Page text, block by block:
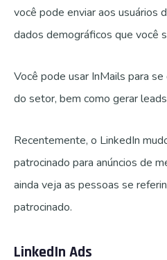
você pode enviar aos usuários
dados demográficos que você
Você pode usar InMails para
do setor, bem como gerar
Recentemente, o LinkedIn
patrocinado para anúncios de
ainda veja as pessoas se
patrocinado.
LinkedIn Ads